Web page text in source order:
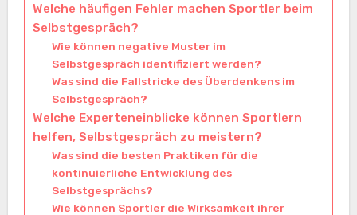
Welche häufigen Fehler machen Sportler beim
Selbstgespräch?
Wie können negative Muster im
Selbstgespräch identifiziert werden?
Was sind die Fallstricke des Überdenkens im
Selbstgespräch?
Welche Experteneinblicke können Sportlern
helfen, Selbstgespräch zu meistern?
Was sind die besten Praktiken für die
kontinuierliche Entwicklung des
Selbstgesprächs?
Wie können Sportler die Wirksamkeit ihrer